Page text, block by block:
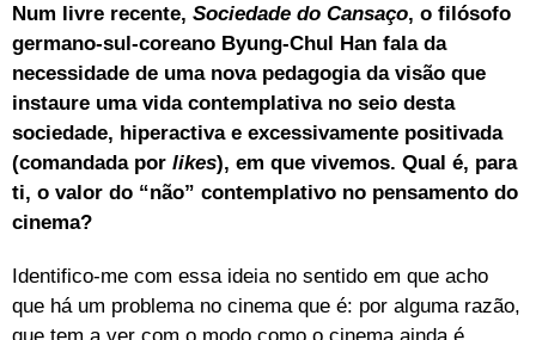
Num livre recente, Sociedade do Cansaço, o filósofo
germano-sul-coreano Byung-Chul Han fala da
necessidade de uma nova pedagogia da visão que
instaure uma vida contemplativa no seio desta
sociedade, hiperactiva e excessivamente positivada
(comandada por likes), em que vivemos. Qual é, para
ti, o valor do “não” contemplativo no pensamento do
cinema?
Identifico-me com essa ideia no sentido em que acho
que há um problema no cinema que é: por alguma razão,